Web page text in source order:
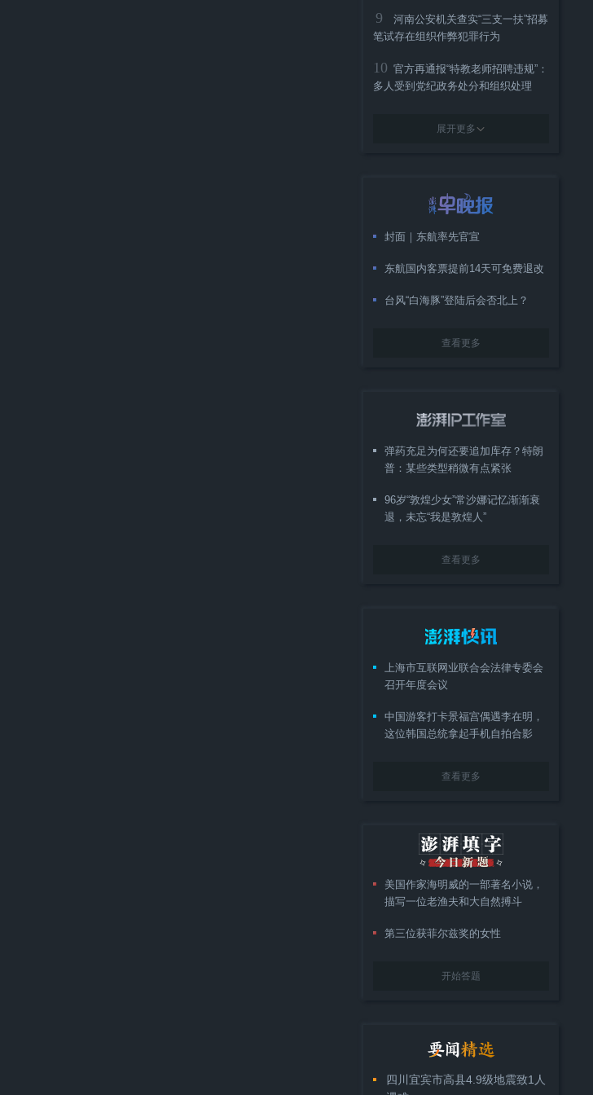
9
河南公安机关查实“三支一扶”招募
笔试存在组织作弊犯罪行为
10 官方再通报“特教老师招聘违规”：
多人受到党纪政务处分和组织处理
展开更多
封面｜东航率先官宣
东航国内客票提前14天可免费退改
台风“白海豚”登陆后会否北上？
查看更多
弹药充足为何还要追加库存？特朗
普：某些类型稍微有点紧张
96岁“敦煌少女”常沙娜记忆渐渐衰
退，未忘“我是敦煌人”
查看更多
上海市互联网业联合会法律专委会
召开年度会议
中国游客打卡景福宫偶遇李在明，
这位韩国总统拿起手机自拍合影
查看更多
美国作家海明威的一部著名小说，
描写一位老渔夫和大自然搏斗
第三位获菲尔兹奖的女性
开始答题
四川宜宾市高县4.9级地震致1人